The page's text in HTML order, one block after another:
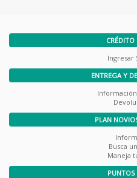
CRÉDITO
Ingresar
ENTREGA Y
PLAN
Busca
Maneja
PUNTOS